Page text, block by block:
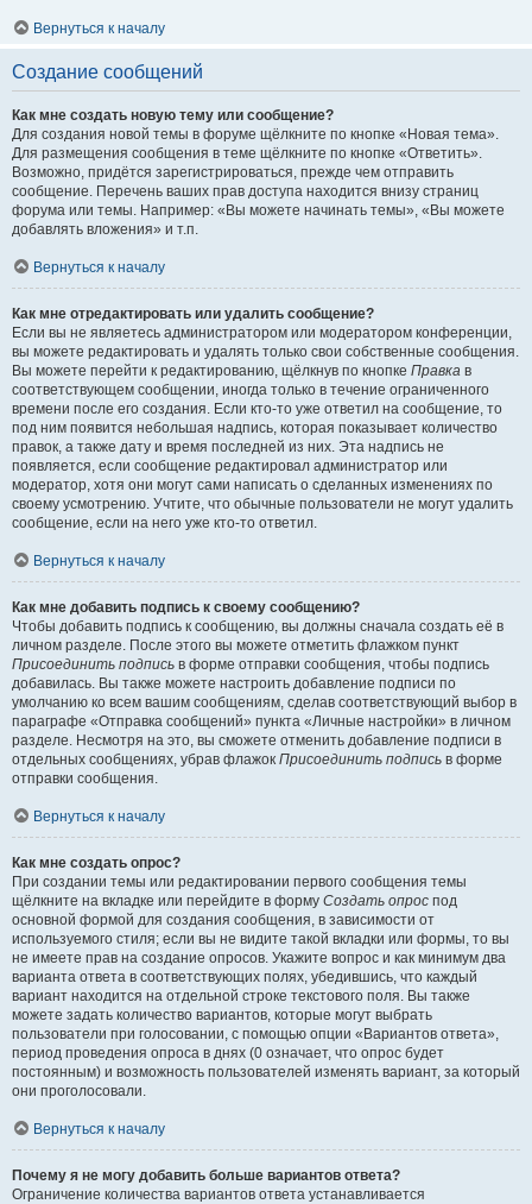
Вернуться к началу
Создание сообщений
Как мне создать новую тему или сообщение?
Для создания новой темы в форуме щёлкните по кнопке «Новая тема».
Для размещения сообщения в теме щёлкните по кнопке «Ответить».
Возможно, придётся зарегистрироваться, прежде чем отправить
сообщение. Перечень ваших прав доступа находится внизу страниц
форума или темы. Например: «Вы можете начинать темы», «Вы можете
добавлять вложения» и т.п.
Вернуться к началу
Как мне отредактировать или удалить сообщение?
Если вы не являетесь администратором или модератором конференции,
вы можете редактировать и удалять только свои собственные сообщения.
Вы можете перейти к редактированию, щёлкнув по кнопке Правка в
соответствующем сообщении, иногда только в течение ограниченного
времени после его создания. Если кто-то уже ответил на сообщение, то
под ним появится небольшая надпись, которая показывает количество
правок, а также дату и время последней из них. Эта надпись не
появляется, если сообщение редактировал администратор или
модератор, хотя они могут сами написать о сделанных изменениях по
своему усмотрению. Учтите, что обычные пользователи не могут удалить
сообщение, если на него уже кто-то ответил.
Вернуться к началу
Как мне добавить подпись к своему сообщению?
Чтобы добавить подпись к сообщению, вы должны сначала создать её в
личном разделе. После этого вы можете отметить флажком пункт
Присоединить подпись в форме отправки сообщения, чтобы подпись
добавилась. Вы также можете настроить добавление подписи по
умолчанию ко всем вашим сообщениям, сделав соответствующий выбор в
параграфе «Отправка сообщений» пункта «Личные настройки» в личном
разделе. Несмотря на это, вы сможете отменить добавление подписи в
отдельных сообщениях, убрав флажок Присоединить подпись в форме
отправки сообщения.
Вернуться к началу
Как мне создать опрос?
При создании темы или редактировании первого сообщения темы
щёлкните на вкладке или перейдите в форму Создать опрос под
основной формой для создания сообщения, в зависимости от
используемого стиля; если вы не видите такой вкладки или формы, то вы
не имеете прав на создание опросов. Укажите вопрос и как минимум два
варианта ответа в соответствующих полях, убедившись, что каждый
вариант находится на отдельной строке текстового поля. Вы также
можете задать количество вариантов, которые могут выбрать
пользователи при голосовании, с помощью опции «Вариантов ответа»,
период проведения опроса в днях (0 означает, что опрос будет
постоянным) и возможность пользователей изменять вариант, за который
они проголосовали.
Вернуться к началу
Почему я не могу добавить больше вариантов ответа?
Ограничение количества вариантов ответа устанавливается